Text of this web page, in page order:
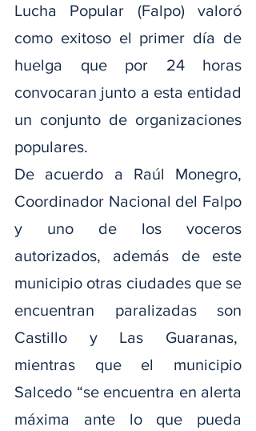
Lucha Popular (Falpo) valoró
como exitoso el primer día de
huelga que por 24 horas
convocaran junto a esta entidad
un conjunto de organizaciones
populares.
De acuerdo a Raúl Monegro,
Coordinador Nacional del Falpo
y uno de los voceros
autorizados, además de este
municipio otras ciudades que se
encuentran paralizadas son
Castillo y Las Guaranas,
mientras que el municipio
Salcedo “se encuentra en alerta
máxima ante lo que pueda